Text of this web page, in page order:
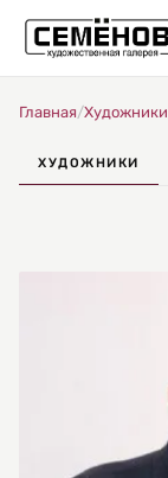
Главная/Художники
ХУДОЖНИКИ